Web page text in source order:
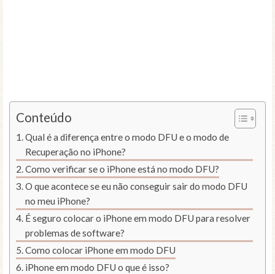
Conteúdo
Qual é a diferença entre o modo DFU e o modo de
Recuperação no iPhone?
Como verificar se o iPhone está no modo DFU?
O que acontece se eu não conseguir sair do modo DFU
no meu iPhone?
É seguro colocar o iPhone em modo DFU para resolver
problemas de software?
Como colocar iPhone em modo DFU
iPhone em modo DFU o que é isso?